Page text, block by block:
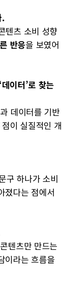
.
텐츠 소비 성향
반응을 보였어
이터’로 찾는
데이터를 기반
이 실질적인 개
구 하나가 소비
졌다는 점에서
텐츠만 만드는
라는 흐름을